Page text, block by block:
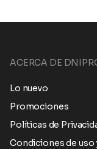
ACERCA DE
Lo nuevo
Promociones
Políticas de
Condiciones de